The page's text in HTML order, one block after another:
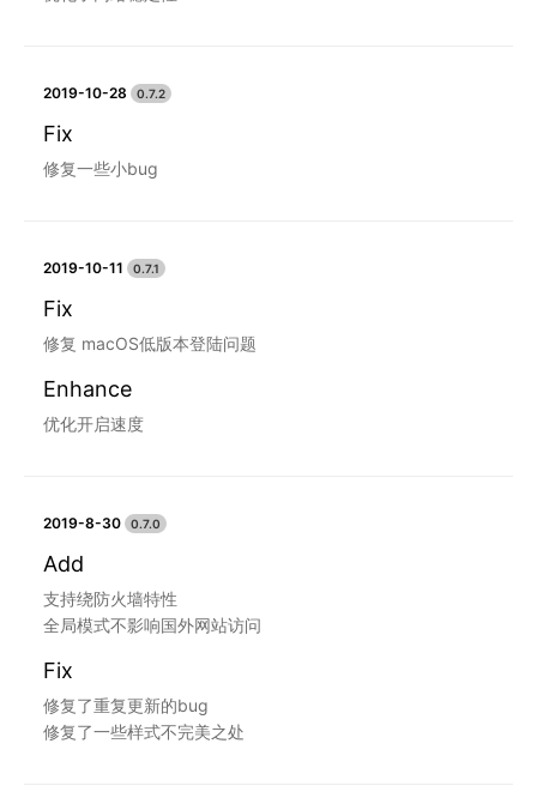
2019-10-28 0.7.2
Fix
修复一些小bug
2019-10-11 0.7.1
Fix
修复 macOS低版本登陆问题
Enhance
优化开启速度
2019-8-30 0.7.0
Add
支持绕防火墙特性
全局模式不影响国外网站访问
Fix
修复了重复更新的bug
修复了一些样式不完美之处